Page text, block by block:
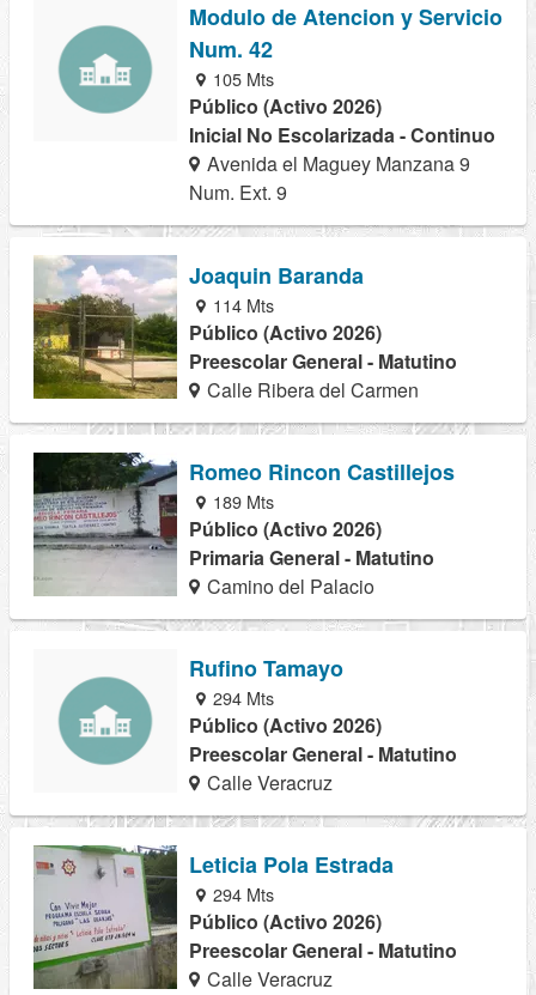
Modulo de Atencion y Servicio
Num. 42
105 Mts
Público (Activo 2026)
Inicial No Escolarizada - Continuo
Avenida el Maguey Manzana 9
Num. Ext. 9
Joaquin Baranda
114 Mts
Público (Activo 2026)
Preescolar General - Matutino
Calle Ribera del Carmen
Romeo Rincon Castillejos
189 Mts
Público (Activo 2026)
Primaria General - Matutino
Camino del Palacio
Rufino Tamayo
294 Mts
Público (Activo 2026)
Preescolar General - Matutino
Calle Veracruz
Leticia Pola Estrada
294 Mts
Público (Activo 2026)
Preescolar General - Matutino
Calle Veracruz